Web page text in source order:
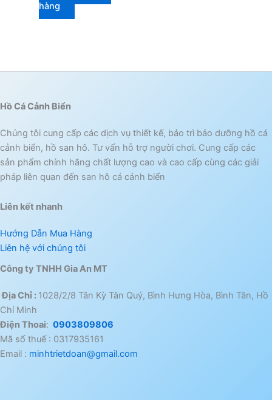
hàng
Hồ Cá Cảnh Biển
Chúng tôi cung cấp các dịch vụ thiết kế, bảo trì bảo dưỡng hồ cá
cảnh biển, hồ san hô. Tư vấn hỗ trợ người chơi. Cung cấp các
sản phẩm chính hãng chất lượng cao và cao cấp cùng các giải
pháp liên quan đến san hô cá cảnh biển
Liên kết nhanh
Hướng Dẫn Mua Hàng
Liên hệ với chúng tôi
Công ty TNHH Gia An MT
Địa Chỉ : 1028/2/8 Tân Kỳ Tân Quý, Bình Hưng Hòa, Bình Tân, Hồ
Chí Minh
Điện Thoai: 0903809806
Mã số thuế : 0317935161
Email : minhtrietdoan@gmail.com